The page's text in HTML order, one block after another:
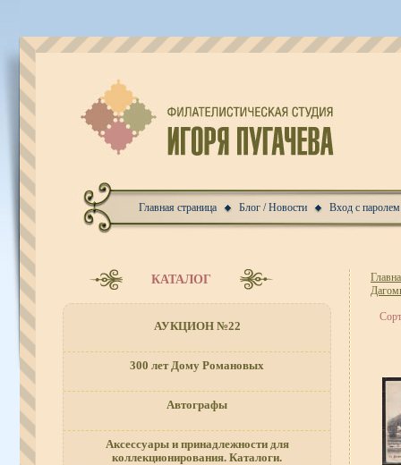
Главная страница Блог / Новости Вход с паролем
КАТАЛОГ
АУКЦИОН №22
300 лет Дому Романовых
Автографы
Аксессуары и принадлежности для
коллекционирования. Каталоги.